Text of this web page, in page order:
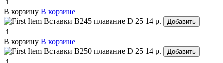
В корзину В корзине
Вставки B245 плавание D 25 14 р. Добавить
В корзину В корзине
Вставки B250 плавание D 25 14 р. Добавить